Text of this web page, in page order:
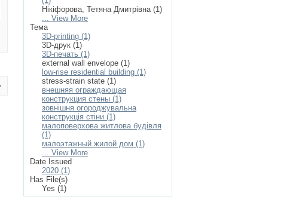
Нікіфорова, Тетяна Дмитрівна (1)
... View More
Тема
3D-printing (1)
3D-друк (1)
3D-печать (1)
external wall envelope (1)
low-rise residential building (1)
stress-strain state (1)
внешняя ограждающая
конструкция стены (1)
зовнішня огороджувальна
конструкція стіни (1)
малоповерхова житлова будівля
(1)
малоэтажный жилой дом (1)
... View More
Date Issued
2020 (1)
Has File(s)
Yes (1)